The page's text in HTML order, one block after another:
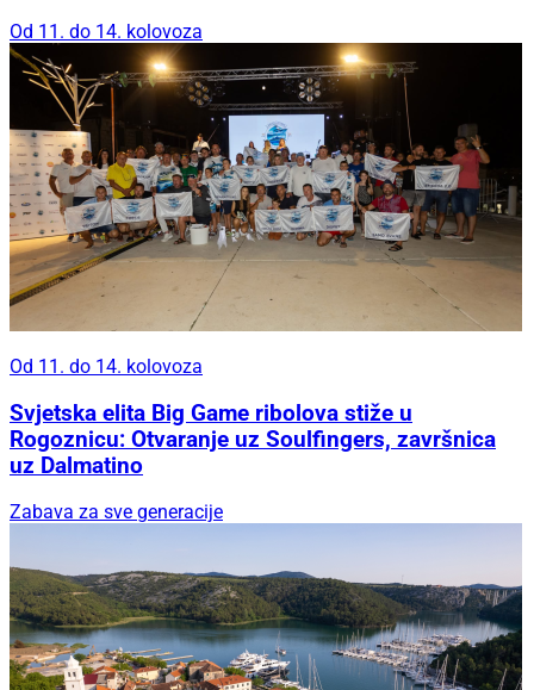
Od 11. do 14. kolovoza
Od 11. do 14. kolovoza
Svjetska elita Big Game ribolova stiže u
Rogoznicu: Otvaranje uz Soulfingers, završnica
uz Dalmatino
Zabava za sve generacije